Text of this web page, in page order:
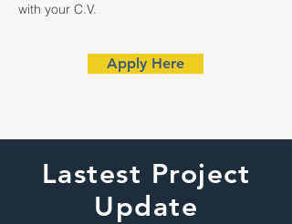
with your C.V.
Apply Here
Lastest Project
Update